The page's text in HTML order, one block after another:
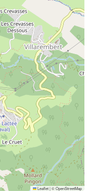
Leaflet|©OpenStreetMap